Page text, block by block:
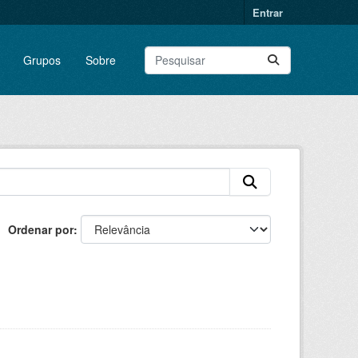
Entrar
Grupos Sobre
Ordenar por